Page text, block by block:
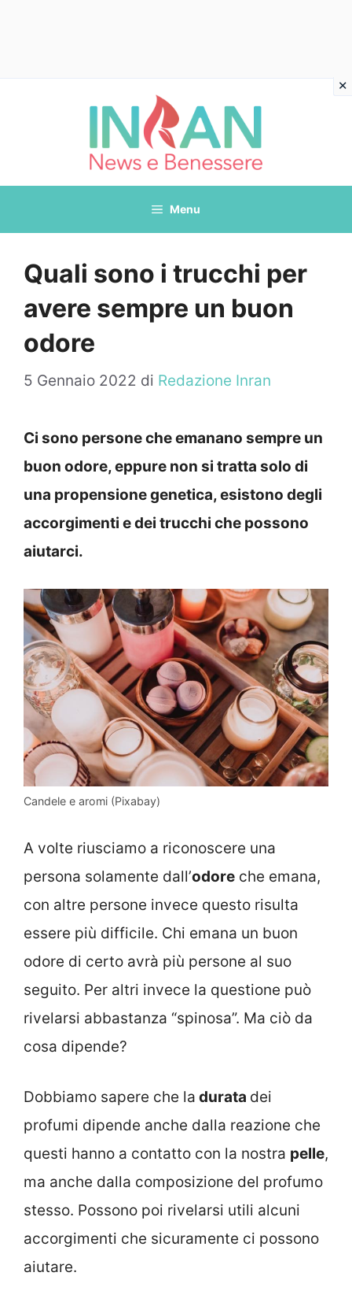
Menu
Quali sono i trucchi per
avere sempre un buon
odore
5 Gennaio 2022 di Redazione Inran
Ci sono persone che emanano sempre un
buon odore, eppure non si tratta solo di
una propensione genetica, esistono degli
accorgimenti e dei trucchi che possono
aiutarci.
Candele e aromi (Pixabay)
A volte riusciamo a riconoscere una
persona solamente dall’odore che emana,
con altre persone invece questo risulta
essere più difficile. Chi emana un buon
odore di certo avrà più persone al suo
seguito. Per altri invece la questione può
rivelarsi abbastanza “spinosa”. Ma ciò da
cosa dipende?
Dobbiamo sapere che la durata dei
profumi dipende anche dalla reazione che
questi hanno a contatto con la nostra pelle,
ma anche dalla composizione del profumo
stesso. Possono poi rivelarsi utili alcuni
accorgimenti che sicuramente ci possono
aiutare.